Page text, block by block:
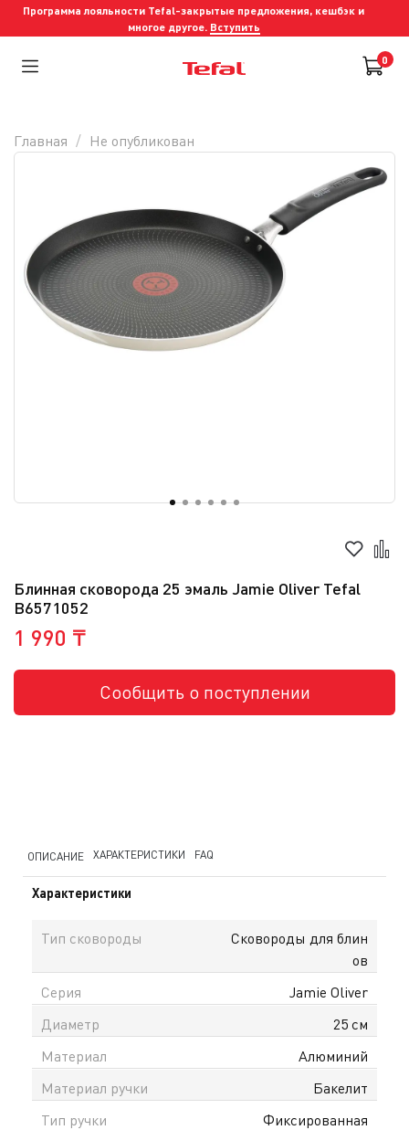
Программа лояльности Tefal-закрытые предложения, кешбэк и
многое другое. Вступить
0
Блинная сковорода 25 эмаль Jamie Oliver Tefal
B6571052
1 990 ₸
Сообщить о поступлении
Главная Не опубликован
ОПИСАНИЕ ХАРАКТЕРИСТИКИ FAQ
Характеристики
Тип сковороды
Сковороды для блин
ов
Серия
Jamie Oliver
Диаметр
25 см
Материал
Алюминий
Материал ручки
Бакелит
Тип ручки
Фиксированная